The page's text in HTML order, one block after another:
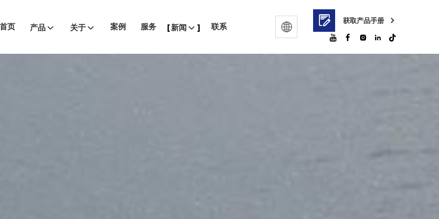
首页 产品 关于 案例 服务 新闻 联系
获取产品手册